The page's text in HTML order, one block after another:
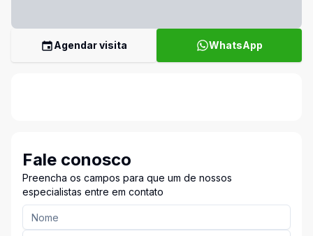
Agendar visita WhatsApp
Fale conosco
Preencha os campos para que um de nossos
especialistas entre em contato